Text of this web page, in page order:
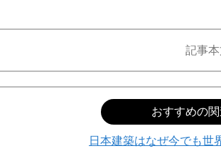
記事
おすすめの
日本建築はなぜ今でも世